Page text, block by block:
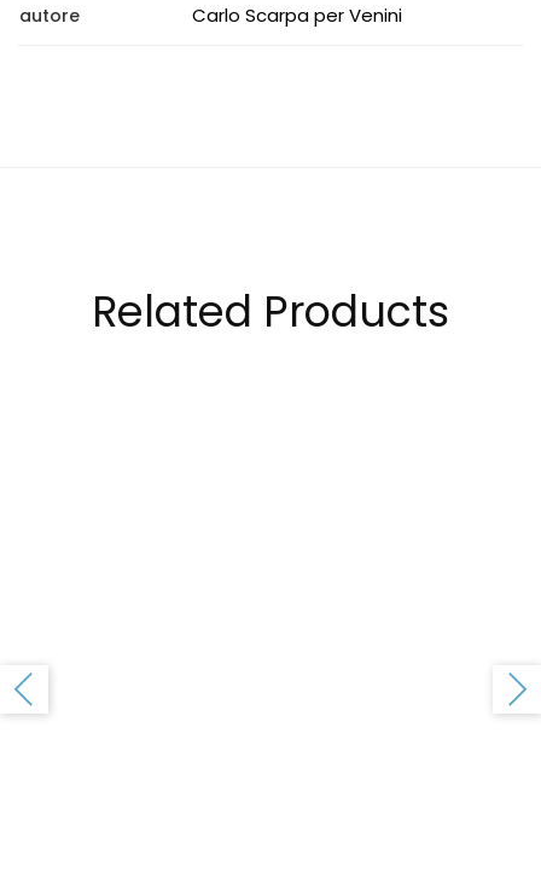
autore Carlo Scarpa per Venini
Related Products